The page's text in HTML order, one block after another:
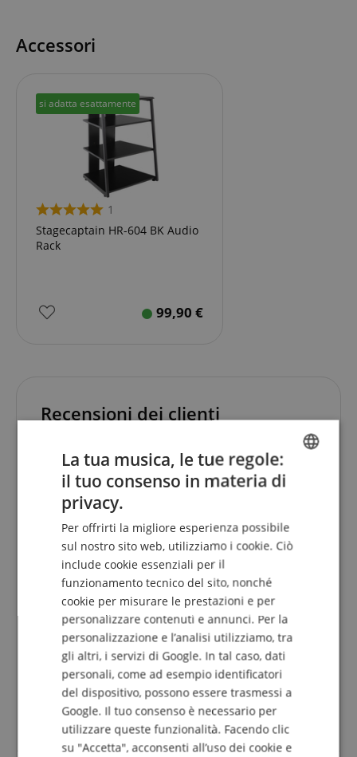
Accessori
si adatta esattamente
1
Stagecaptain HR-604 BK Audio
Rack
99,90 €
Recensioni dei clienti
5.0/5.0
Basato su 4 Classificazioni
5 Stelle
4
4 Stelle
3 Stelle
0
2 Stelle
0
1 Stella
0
La revisione delle valutazioni è stata effettuata
come segue: Solo i clienti registrati nel nostro
negozio online e che hanno effettivamente
acquistato il prodotto da noi possono inviare una
valutazione per l'articolo nel conto cliente.
ENGLISH
ITALIAN
SPANISH
La tua musica, le tue regole:
il tuo consenso in materia di
privacy.
Per offrirti la migliore esperienza possibile
sul nostro sito web, utilizziamo i cookie. Ciò
include cookie essenziali per il
funzionamento tecnico del sito, nonché
cookie per misurare le prestazioni e per
personalizzare contenuti e annunci. Per la
personalizzazione e l’analisi utilizziamo, tra
gli altri, i servizi di Google. In tal caso, dati
personali, come ad esempio identificatori
del dispositivo, possono essere trasmessi a
Google. Il tuo consenso è necessario per
utilizzare queste funzionalità. Facendo clic
su "Accetta", acconsenti all’uso dei cookie e